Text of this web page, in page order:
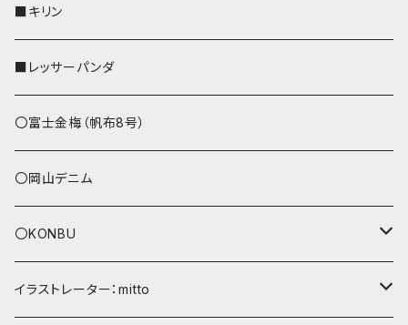
その他
リールのみ
ストラップ付
AppleWatchバンド
L字ファスナー財布
その他
■キリン
■レッサーパンダ
〇富士金梅（帆布8号）
〇岡山デニム
〇KONBU
ショルダーバッグ
イラストレーター：mitto